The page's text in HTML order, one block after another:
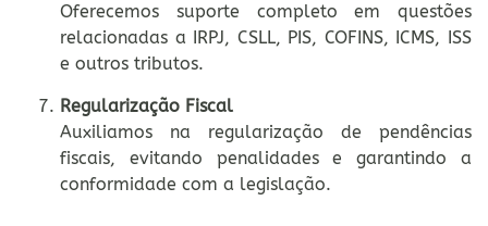
Oferecemos suporte completo em questões
relacionadas a IRPJ, CSLL, PIS, COFINS, ICMS, ISS
e outros tributos.
Regularização Fiscal
Auxiliamos na regularização de pendências
fiscais, evitando penalidades e garantindo a
conformidade com a legislação.